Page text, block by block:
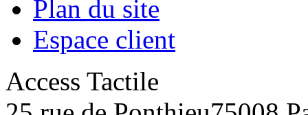
Plan du site
Espace client
Access Tactile